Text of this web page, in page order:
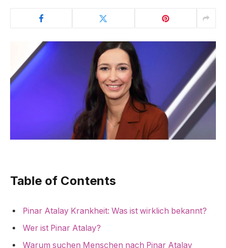
Table of Contents
Pinar Atalay Krankheit: Was ist wirklich bekannt?
Wer ist Pinar Atalay?
Warum suchen Menschen nach Pinar Atalay